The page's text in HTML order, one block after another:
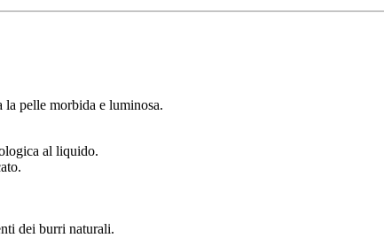
la pelle morbida e luminosa.
al liquido.
dei burri naturali.